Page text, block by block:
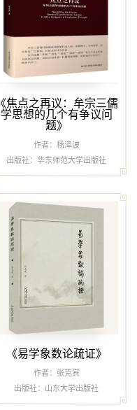
《焦点之再议：牟宗三儒
学思想的几个有争议问
题》
作者：杨泽波
出版社：华东师范大学出版社
《易学象数论疏证》
作者：张克宾
出版社：山东大学出版社